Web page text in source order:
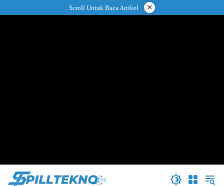
ke
Scroll Untuk Baca Artikel ×